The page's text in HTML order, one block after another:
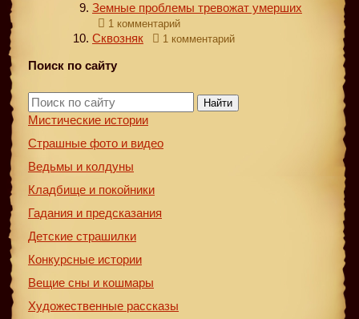
Земные проблемы тревожат умерших
1 комментарий
Сквозняк 1 комментарий
Поиск по сайту
Найти
Мистические истории
Страшные фото и видео
Ведьмы и колдуны
Кладбище и покойники
Гадания и предсказания
Детские страшилки
Конкурсные истории
Вещие сны и кошмары
Художественные рассказы